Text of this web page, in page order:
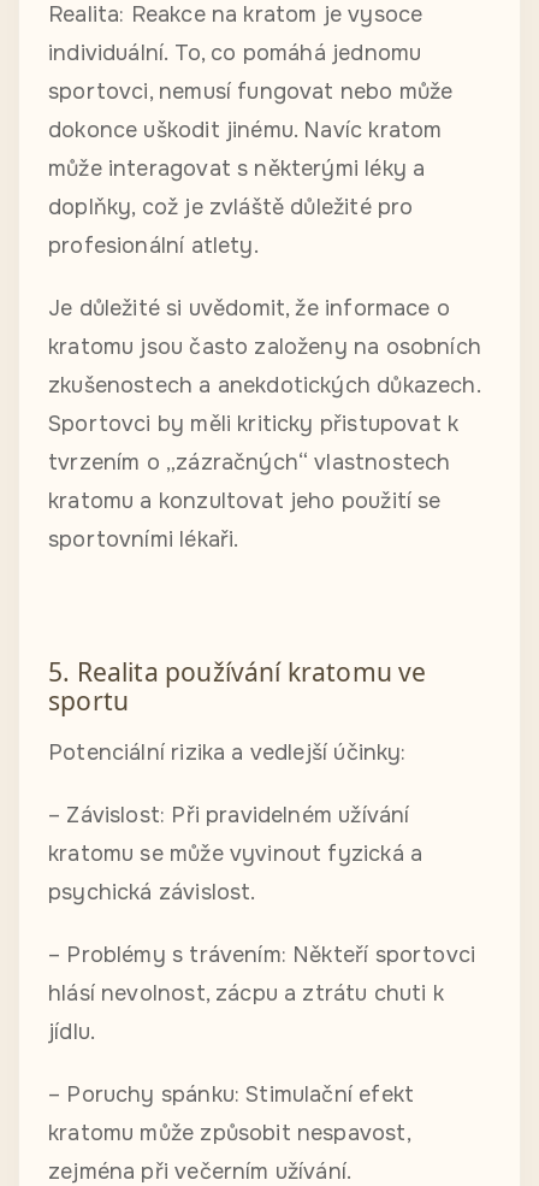
Realita: Reakce na kratom je vysoce
individuální. To, co pomáhá jednomu
sportovci, nemusí fungovat nebo může
dokonce uškodit jinému. Navíc kratom
může interagovat s některými léky a
doplňky, což je zvláště důležité pro
profesionální atlety.
Je důležité si uvědomit, že informace o
kratomu jsou často založeny na osobních
zkušenostech a anekdotických důkazech.
Sportovci by měli kriticky přistupovat k
tvrzením o „zázračných“ vlastnostech
kratomu a konzultovat jeho použití se
sportovními lékaři.
5. Realita používání kratomu ve
sportu
Potenciální rizika a vedlejší účinky:
– Závislost: Při pravidelném užívání
kratomu se může vyvinout fyzická a
psychická závislost.
– Problémy s trávením: Někteří sportovci
hlásí nevolnost, zácpu a ztrátu chuti k
jídlu.
– Poruchy spánku: Stimulační efekt
kratomu může způsobit nespavost,
zejména při večerním užívání.